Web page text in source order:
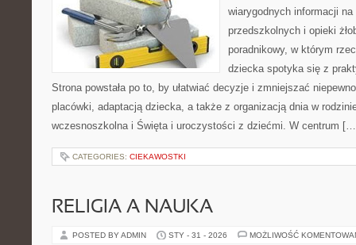
wiarygodnych informacji
przedszkolnych i opieki
poradnikowy, w którym
dziecka spotyka się z
Strona powstała po to, by ułatwiać decyzje i zmniejszać
placówki, adaptacją dziecka, a także z organizacją dnia w
wczesnoszkolna i Święta i uroczystości z dziećmi. W centrum
CATEGORIES: CIEKAWOSTKI
RELIGIA A NAUKA
POSTED BY ADMIN STY - 31 - 2026 MOŻLIWOŚĆ